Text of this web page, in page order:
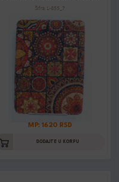
Šifra: L-855_7
MP: 1620 RSD
DODAJTE U KORPU